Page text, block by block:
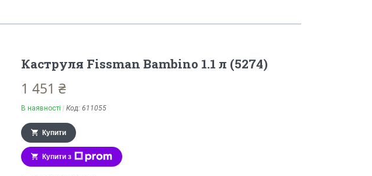
Каструля Fissman Bambino 1.1 л (5274)
1 451 ₴
В наявності Код: 611055
Купити
Купити з